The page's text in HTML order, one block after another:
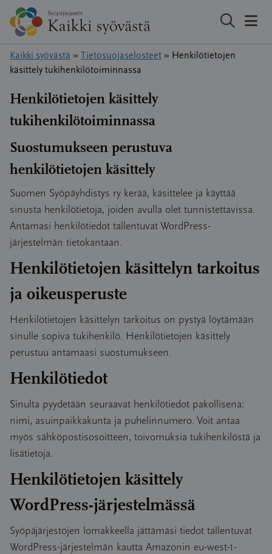
Hyppää
sisältöön
Kaikki syövästä » Tietosuojaselosteet » Henkilötietojen
käsittely tukihenkilötoiminnassa
Henkilötietojen käsittely
tukihenkilötoiminnassa
Suostumukseen perustuva
henkilötietojen käsittely
Suomen Syöpäyhdistys ry kerää, käsittelee ja käyttää
sinusta henkilötietoja, joiden avulla olet tunnistettavissa.
Antamasi henkilötiedot tallentuvat WordPress-
järjestelmän tietokantaan.
Henkilötietojen käsittelyn tarkoitus
ja oikeusperuste
Henkilötietojen käsittelyn tarkoitus on pystyä löytämään
sinulle sopiva tukihenkilö. Henkilötietojen käsittely
perustuu antamaasi suostumukseen.
Henkilötiedot
Sinulta pyydetään seuraavat henkilötiedot pakollisena:
nimi, asuinpaikkakunta ja puhelinnumero. Voit antaa
myös sähköpostisosoitteen, toivomuksia tukihenkilöstä ja
lisätietoja.
Henkilötietojen käsittely
WordPress-järjestelmässä
Syöpäjärjestöjen lomakkeella jättämäsi tiedot tallentuvat
WordPress-järjestelmän kautta Amazonin eu-west-1-